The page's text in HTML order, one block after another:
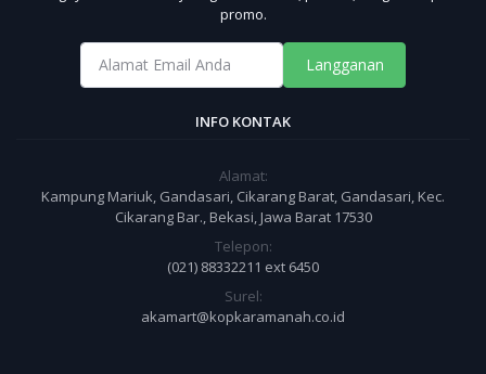
promo.
Langganan
INFO KONTAK
Alamat:
Kampung Mariuk, Gandasari, Cikarang Barat, Gandasari, Kec.
Cikarang Bar., Bekasi, Jawa Barat 17530
Telepon:
(021) 88332211 ext 6450
Surel:
akamart@kopkaramanah.co.id